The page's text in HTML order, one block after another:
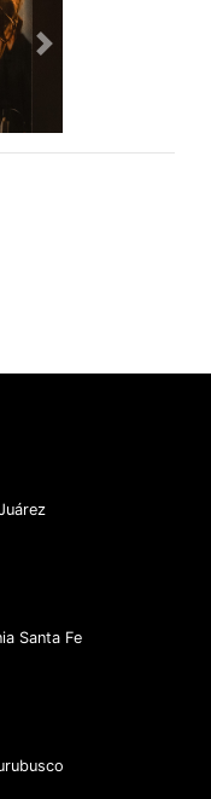
Next
Santa Fe